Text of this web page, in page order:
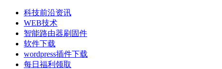
科技前沿资讯
WEB技术
智能路由器刷固件
软件下载
wordpress插件下载
每日福利领取